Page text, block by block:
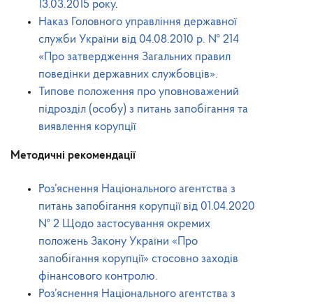
13.03.2015 року.
Наказ Головного управління державної
служби України від 04.08.2010 р. № 214
«Про затвердження Загальних правил
поведінки державних службовців».
Типове положення про уповноважений
підрозділ (особу) з питань запобігання та
виявлення корупції
Методичні рекомендації
Роз’яснення Національного агентства з
питань запобігання корупції від 01.04.2020
№ 2 Щодо застосування окремих
положень Закону України «Про
запобігання корупції» стосовно заходів
фінансового контролю.
Роз’яснення Національного агентства з